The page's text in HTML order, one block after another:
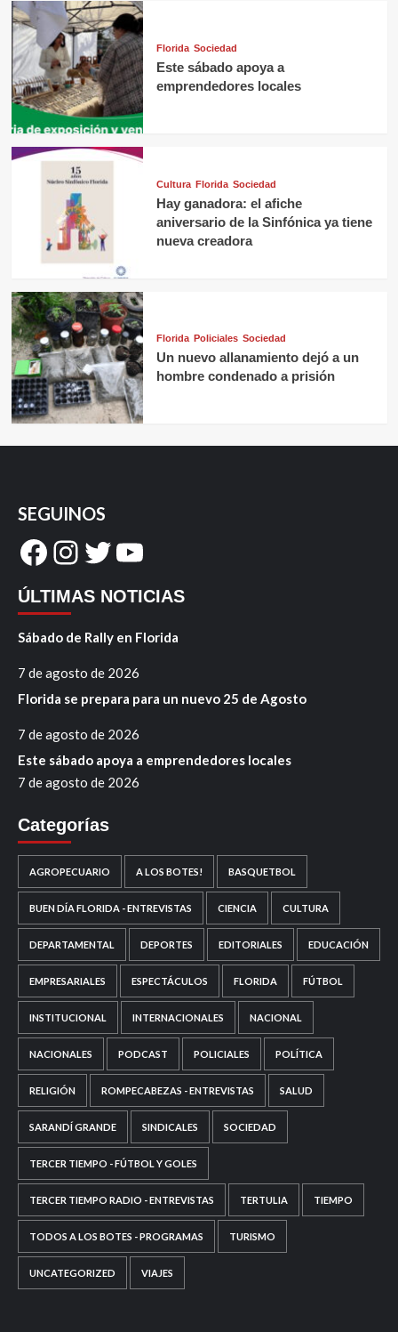
Florida Sociedad
Este sábado apoya a
emprendedores locales
Cultura Florida Sociedad
Hay ganadora: el afiche
aniversario de la Sinfónica ya tiene
nueva creadora
Florida Policiales Sociedad
Un nuevo allanamiento dejó a un
hombre condenado a prisión
SEGUINOS
Facebook
Instagram
Twitter
YouTube
ÚLTIMAS NOTICIAS
Sábado de Rally en Florida
7 de agosto de 2026
Florida se prepara para un nuevo 25 de Agosto
7 de agosto de 2026
Este sábado apoya a emprendedores locales
7 de agosto de 2026
Categorías
AGROPECUARIO A LOS BOTES! BASQUETBOL
BUEN DÍA FLORIDA - ENTREVISTAS CIENCIA CULTURA
DEPARTAMENTAL DEPORTES EDITORIALES EDUCACIÓN
EMPRESARIALES ESPECTÁCULOS FLORIDA FÚTBOL
INSTITUCIONAL INTERNACIONALES NACIONAL
NACIONALES PODCAST POLICIALES POLÍTICA
RELIGIÓN ROMPECABEZAS - ENTREVISTAS SALUD
SARANDÍ GRANDE SINDICALES SOCIEDAD
TERCER TIEMPO - FÚTBOL Y GOLES
TERCER TIEMPO RADIO - ENTREVISTAS TERTULIA TIEMPO
TODOS A LOS BOTES - PROGRAMAS TURISMO
UNCATEGORIZED VIAJES